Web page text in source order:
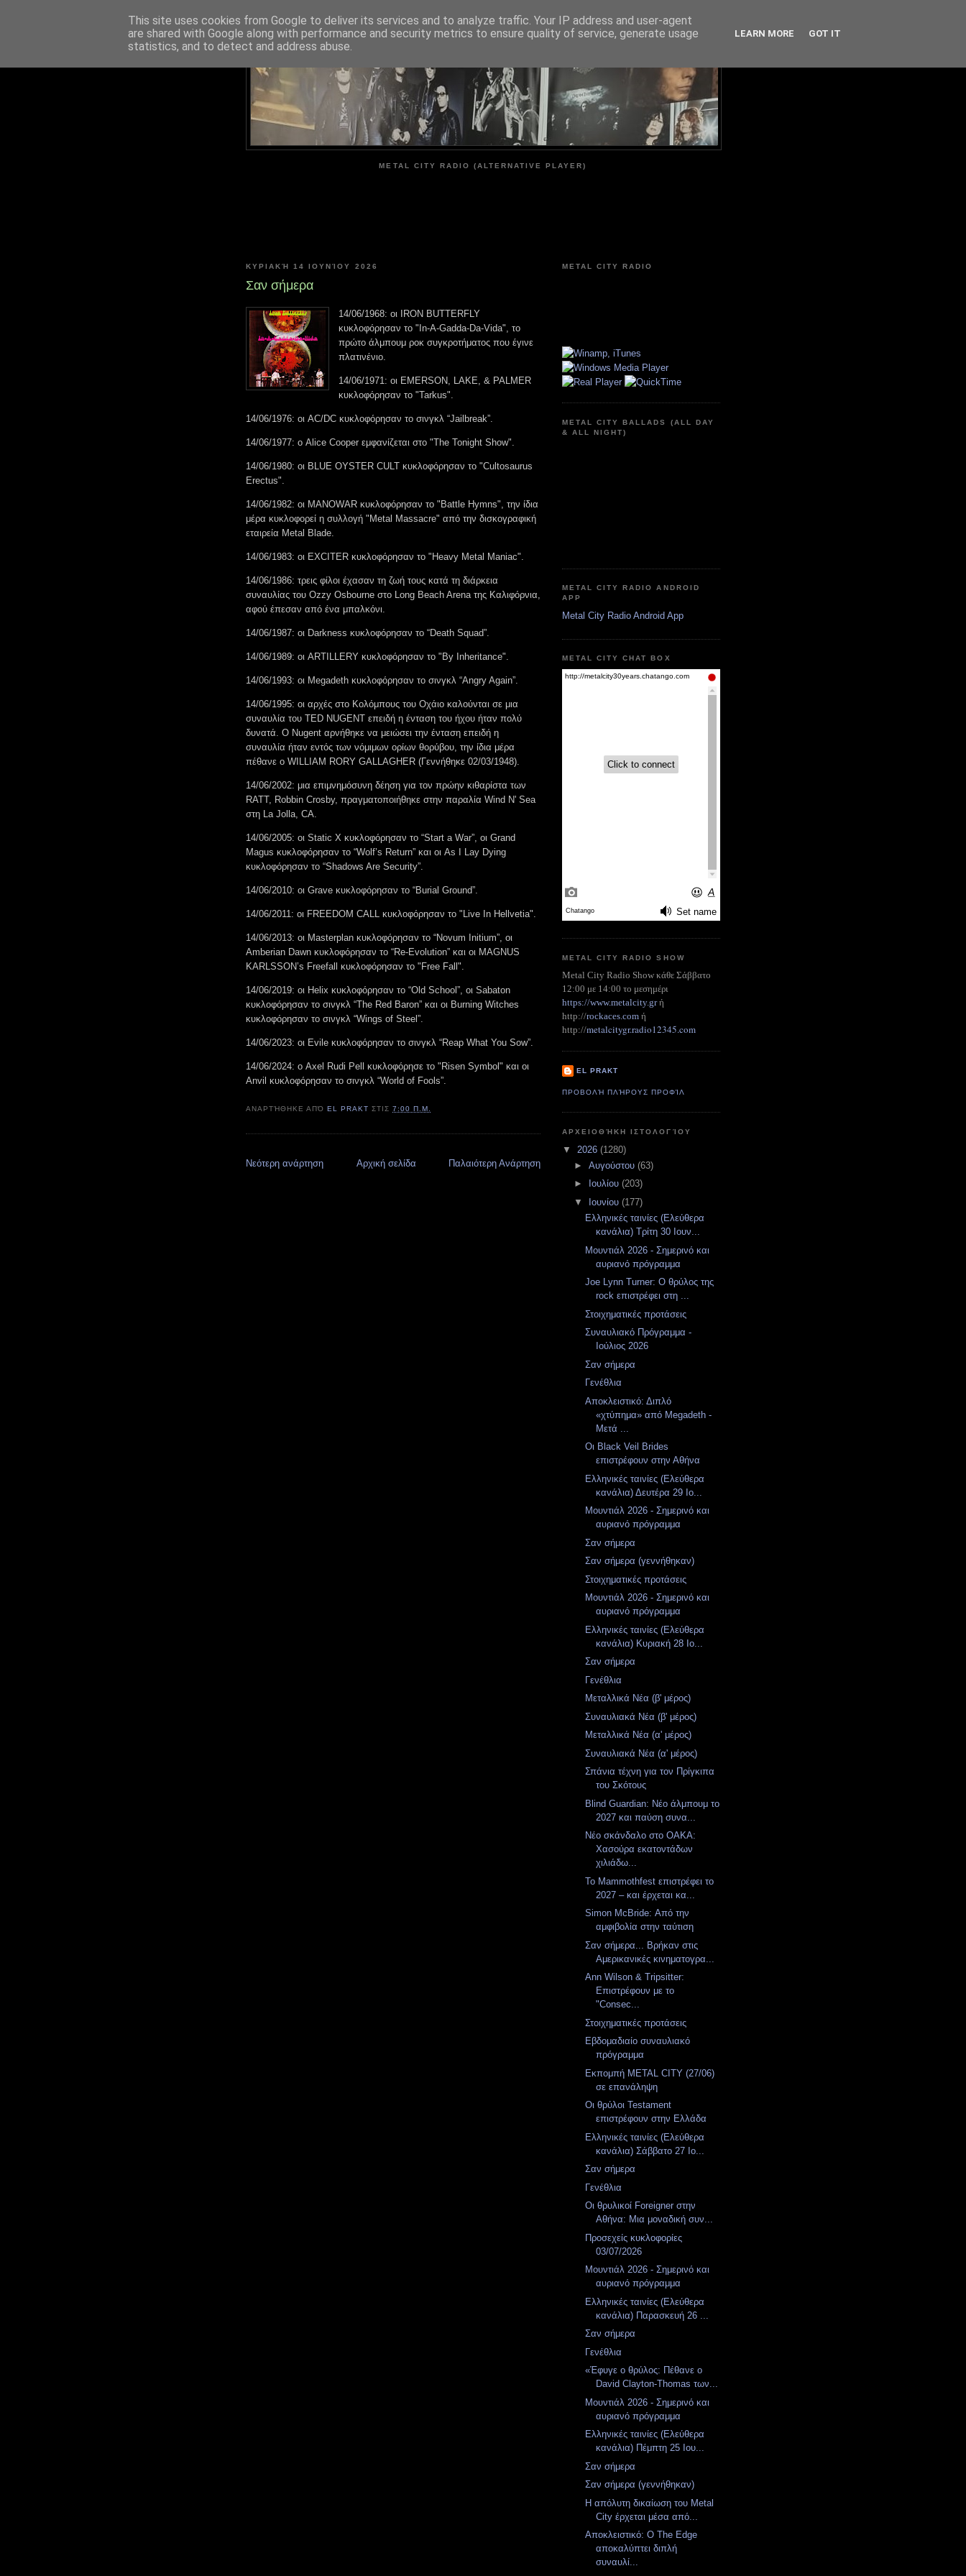
METAL CITY
METAL CITY RADIO (ALTERNATIVE PLAYER)
ΚΥΡΙΑΚΉ 14 ΙΟΥΝΊΟΥ 2026
Σαν σήμερα
14/06/1968: οι IRON BUTTERFLY
κυκλοφόρησαν το "In-A-Gadda-Da-Vida", το
πρώτο άλμπουμ ροκ συγκροτήματος που έγινε
πλατινένιο.
14/06/1971: οι EMERSON, LAKE, & PALMER
κυκλοφόρησαν το "Tarkus".
14/06/1976: οι AC/DC κυκλοφόρησαν το σινγκλ “Jailbreak”.
14/06/1977: ο Alice Cooper εμφανίζεται στο "The Tonight Show".
14/06/1980: οι BLUE OYSTER CULT κυκλοφόρησαν το "Cultosaurus
Erectus".
14/06/1982: οι MANOWAR κυκλοφόρησαν το "Battle Hymns", την ίδια
μέρα κυκλοφορεί η συλλογή "Metal Massacre" από την δισκογραφική
εταιρεία Metal Blade.
14/06/1983: οι EXCITER κυκλοφόρησαν το "Heavy Metal Maniac".
14/06/1986: τρεις φίλοι έχασαν τη ζωή τους κατά τη διάρκεια
συναυλίας του Ozzy Osbourne στο Long Beach Arena της Καλιφόρνια,
αφού έπεσαν από ένα μπαλκόνι.
14/06/1987: οι Darkness κυκλοφόρησαν το “Death Squad”.
14/06/1989: οι ARTILLERY κυκλοφόρησαν το "By Inheritance".
14/06/1993: οι Megadeth κυκλοφόρησαν το σινγκλ “Angry Again”.
14/06/1995: οι αρχές στο Κολόμπους του Οχάιο καλούνται σε μια
συναυλία του TED NUGENT επειδή η ένταση του ήχου ήταν πολύ
δυνατά. Ο Nugent αρνήθηκε να μειώσει την ένταση επειδή η
συναυλία ήταν εντός των νόμιμων ορίων θορύβου, την ίδια μέρα
πέθανε ο WILLIAM RORY GALLAGHER (Γεννήθηκε 02/03/1948).
14/06/2002: μια επιμνημόσυνη δέηση για τον πρώην κιθαρίστα των
RATT, Robbin Crosby, πραγματοποιήθηκε στην παραλία Wind N' Sea
στη La Jolla, CA.
14/06/2005: οι Static X κυκλοφόρησαν το “Start a War”, οι Grand
Magus κυκλοφόρησαν το “Wolf’s Return” και οι As I Lay Dying
κυκλοφόρησαν το “Shadows Are Security”.
14/06/2010: οι Grave κυκλοφόρησαν το “Burial Ground”.
14/06/2011: οι FREEDOM CALL κυκλοφόρησαν το "Live In Hellvetia".
14/06/2013: οι Masterplan κυκλοφόρησαν το “Novum Initium”, οι
Amberian Dawn κυκλοφόρησαν το “Re-Evolution” και οι MAGNUS
KARLSSON’s Freefall κυκλοφόρησαν το "Free Fall".
14/06/2019: οι Helix κυκλοφόρησαν το “Old School”, οι Sabaton
κυκλοφόρησαν το σινγκλ “The Red Baron” και οι Burning Witches
κυκλοφόρησαν το σινγκλ “Wings of Steel”.
14/06/2023: οι Evile κυκλοφόρησαν το σινγκλ “Reap What You Sow”.
14/06/2024: ο Axel Rudi Pell κυκλοφόρησε το "Risen Symbol" και οι
Anvil κυκλοφόρησαν το σινγκλ “World of Fools”.
ΑΝΑΡΤΉΘΗΚΕ ΑΠΌEL PRAKT ΣΤΙΣ7:00 Π.Μ.
Νεότερη ανάρτηση Παλαιότερη Ανάρτηση
Αρχική σελίδα
METAL CITY RADIO
METAL CITY BALLADS (ALL DAY
& ALL NIGHT)
METAL CITY RADIO ANDROID
APP
Metal City Radio Android App
METAL CITY CHAT BOX
METAL CITY RADIO SHOW
Metal City Radio Show κάθε Σάββατο
12:00 με 14:00 το μεσημέρι
https://www.metalcity.grή
http://rockaces.com ή
http://metalcitygr.radio12345.com
EL PRAKT
ΠΡΟΒΟΛΉ ΠΛΉΡΟΥΣ ΠΡΟΦΊΛ
ΑΡΧΕΙΟΘΉΚΗ ΙΣΤΟΛΟΓΊΟΥ
▼ 2026 (1280)
► Αυγούστου (63)
►
Ιουλίου (203)
▼
Ιουνίου (177)
Ελληνικές ταινίες (Ελεύθερα
κανάλια) Τρίτη 30 Ιουν...
Μουντιάλ 2026 - Σημερινό και
αυριανό πρόγραμμα
Joe Lynn Turner: Ο θρύλος της
rock επιστρέφει στη ...
Στοιχηματικές προτάσεις
Συναυλιακό Πρόγραμμα -
Ιούλιος 2026
Σαν σήμερα
Γενέθλια
Αποκλειστικό: Διπλό
«χτύπημα» από Megadeth -
Μετά ...
Οι Black Veil Brides
επιστρέφουν στην Αθήνα
Ελληνικές ταινίες (Ελεύθερα
κανάλια) Δευτέρα 29 Ιο...
Μουντιάλ 2026 - Σημερινό και
αυριανό πρόγραμμα
Σαν σήμερα
Σαν σήμερα (γεννήθηκαν)
Στοιχηματικές προτάσεις
Μουντιάλ 2026 - Σημερινό και
αυριανό πρόγραμμα
Ελληνικές ταινίες (Ελεύθερα
κανάλια) Κυριακή 28 Ιο...
Σαν σήμερα
Γενέθλια
Μεταλλικά Νέα (β' μέρος)
Συναυλιακά Νέα (β' μέρος)
Μεταλλικά Νέα (α' μέρος)
Συναυλιακά Νέα (α' μέρος)
Σπάνια τέχνη για τον Πρίγκιπα
του Σκότους
Blind Guardian: Νέο άλμπουμ το
2027 και παύση συνα...
Νέο σκάνδαλο στο ΟΑΚΑ:
Χασούρα εκατοντάδων
χιλιάδω...
Το Mammothfest επιστρέφει το
2027 – και έρχεται κα...
Simon McBride: Από την
αμφιβολία στην ταύτιση
Σαν σήμερα... Βρήκαν στις
Αμερικανικές κινηματογρα...
Ann Wilson & Tripsitter:
Επιστρέφουν με το
"Consec...
Στοιχηματικές προτάσεις
Εβδομαδιαίο συναυλιακό
πρόγραμμα
Εκπομπή METAL CITY (27/06)
σε επανάληψη
Οι θρύλοι Testament
επιστρέφουν στην Ελλάδα
Ελληνικές ταινίες (Ελεύθερα
κανάλια) Σάββατο 27 Ιο...
Σαν σήμερα
Γενέθλια
Οι θρυλικοί Foreigner στην
Αθήνα: Μια μοναδική συν...
Προσεχείς κυκλοφορίες
03/07/2026
Μουντιάλ 2026 - Σημερινό και
αυριανό πρόγραμμα
Ελληνικές ταινίες (Ελεύθερα
κανάλια) Παρασκευή 26 ...
Σαν σήμερα
Γενέθλια
«Έφυγε ο θρύλος: Πέθανε ο
David Clayton-Thomas των...
Μουντιάλ 2026 - Σημερινό και
αυριανό πρόγραμμα
Ελληνικές ταινίες (Ελεύθερα
κανάλια) Πέμπτη 25 Ιου...
Σαν σήμερα
Σαν σήμερα (γεννήθηκαν)
Η απόλυτη δικαίωση του Metal
City έρχεται μέσα από...
Αποκλειστικό: Ο The Edge
αποκαλύπτει διπλή
συναυλί...
This site uses cookies from Google to deliver its services and to analyze traffic. Your IP address and user-agent
are shared with Google along with performance and security metrics to ensure quality of service, generate usage
statistics, and to detect and address abuse.
LEARN MORE GOT IT